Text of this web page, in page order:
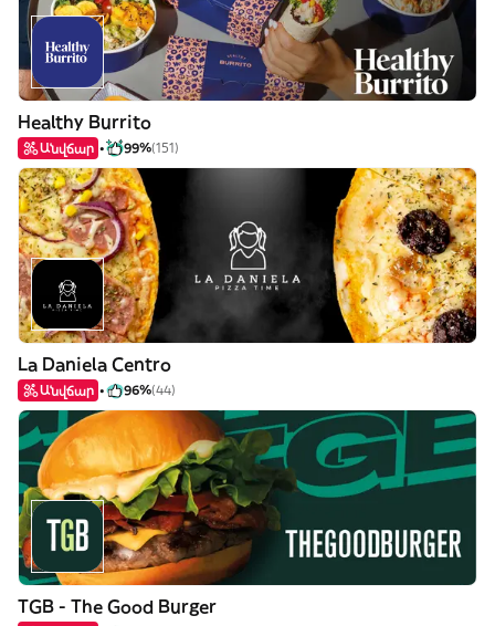
Healthy Burrito
Անվճար 99%(151)
La Daniela Centro
Անվճար 96%(44)
TGB - The Good Burger